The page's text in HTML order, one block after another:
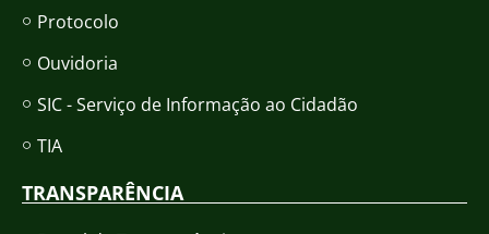
Protocolo
Ouvidoria
SIC - Serviço de Informação ao Cidadão
TIA
TRANSPARÊNCIA